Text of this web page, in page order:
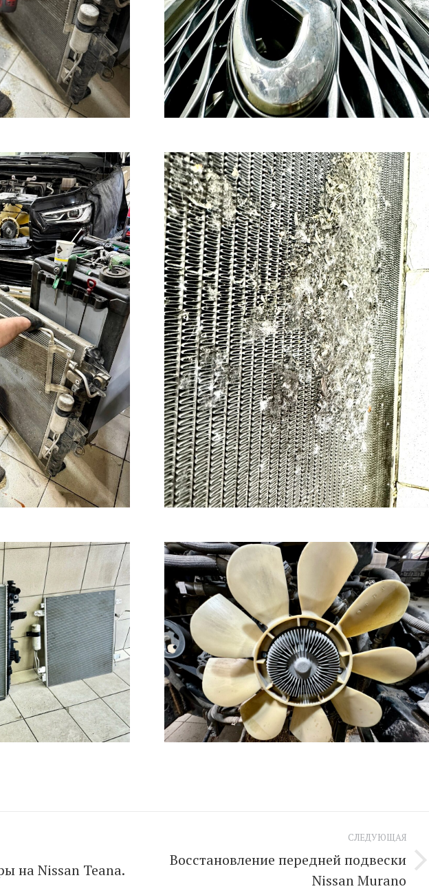
на Nissan Teana.
СЛЕДУЮЩАЯ
Следующая
Восстановление передней подвески
Nissan Murano